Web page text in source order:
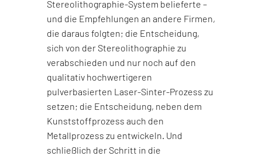
Stereolithographie-System belieferte –
und die Empfehlungen an andere Firmen,
die daraus folgten; die Entscheidung,
sich von der Stereolithographie zu
verabschieden und nur noch auf den
qualitativ hochwertigeren
pulverbasierten Laser-Sinter-Prozess zu
setzen; die Entscheidung, neben dem
Kunststoffprozess auch den
Metallprozess zu entwickeln. Und
schließlich der Schritt in die